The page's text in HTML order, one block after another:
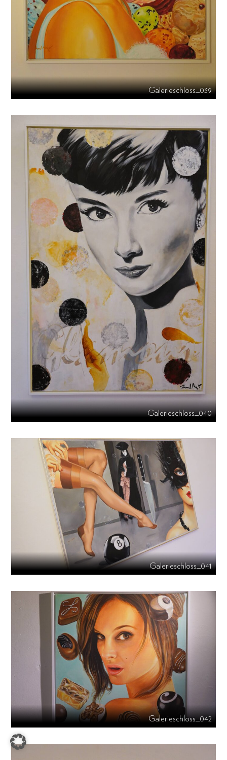
Galerieschloss_039
Galerieschloss_040
Galerieschloss_041
Galerieschloss_042